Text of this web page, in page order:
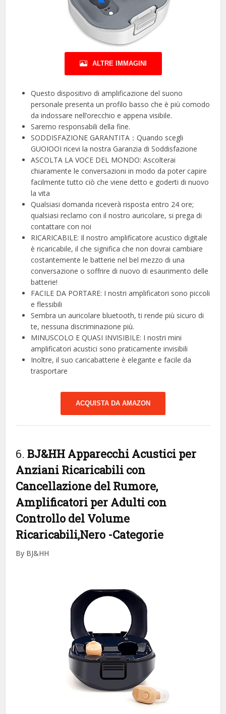
ALTRE IMMAGINI
Questo dispositivo di amplificazione del suono
personale presenta un profilo basso che è più comodo
da indossare nell’orecchio e appena visibile.
Saremo responsabili della fine.
SODDISFAZIONE GARANTITA：Quando scegli
GUOIOOI ricevi la nostra Garanzia di Soddisfazione
ASCOLTA LA VOCE DEL MONDO: Ascolterai
chiaramente le conversazioni in modo da poter capire
facilmente tutto ciò che viene detto e goderti di nuovo
la vita
Qualsiasi domanda riceverà risposta entro 24 ore;
qualsiasi reclamo con il nostro auricolare, si prega di
contattare con noi
RICARICABILE: Il nostro amplificatore acustico digitale
è ricaricabile, il che significa che non dovrai cambiare
costantemente le batterie nel bel mezzo di una
conversazione o soffrire di nuovo di esaurimento delle
batterie!
FACILE DA PORTARE: I nostri amplificatori sono piccoli
e flessibili
Sembra un auricolare bluetooth, ti rende più sicuro di
te, nessuna discriminazione più.
MINUSCOLO E QUASI INVISIBILE: I nostri mini
amplificatori acustici sono praticamente invisibili
Inoltre, il suo caricabatterie è elegante e facile da
trasportare
ACQUISTA DA AMAZON
6.BJ&HH Apparecchi Acustici per
Anziani Ricaricabili con
Cancellazione del Rumore,
Amplificatori per Adulti con
Controllo del Volume
Ricaricabili,Nero -Categorie
By BJ&HH